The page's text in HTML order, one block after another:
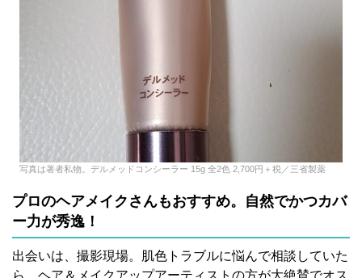
写真は著者私物。デルメッドコンシーラー 15g 全2色 2,700円＋税／三省製薬
プロのヘアメイクさんもおすすめ。自然でかつカバ
ー力が秀逸！
出会いは、撮影現場。肌色トラブルに悩んで相談していた
ら、ヘア＆メイクアップアーティストの方が大絶賛でオス